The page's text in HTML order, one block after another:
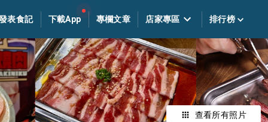
表食記 下載App 專欄文章 店家專區 排行榜
查看所有照片